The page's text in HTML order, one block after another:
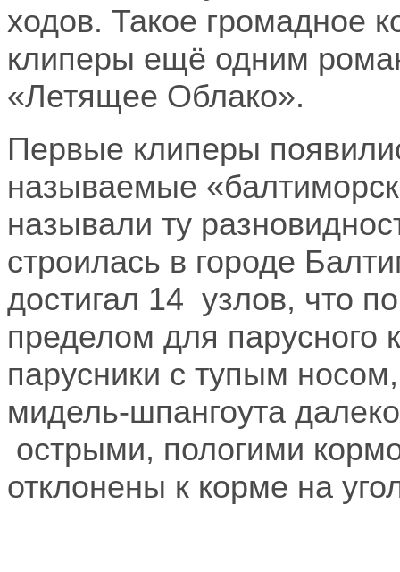
ходов. Такое громадное
клиперы ещё одним
«Летящее Облако».
Первые клиперы
называемые
называли ту
строилась в городе
достигал 14 узлов, что
пределом для
парусники с тупым
мидель-шпангоута
острыми, пологими
отклонены к корме на